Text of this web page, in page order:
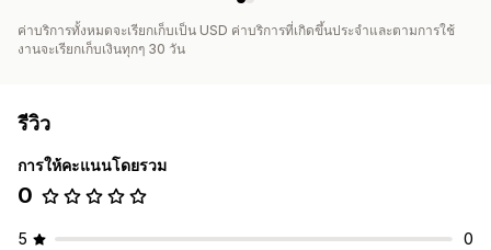
ค่าบริการทั้งหมดจะเรียกเก็บเป็น USD ค่าบริการที่เกิดขึ้นประจำและตามการใช้
งานจะเรียกเก็บเงินทุกๆ 30 วัน
รีวิว
การให้คะแนนโดยรวม
0
5
0